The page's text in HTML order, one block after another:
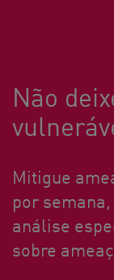
Não
Mitigue
por
análise
sobre